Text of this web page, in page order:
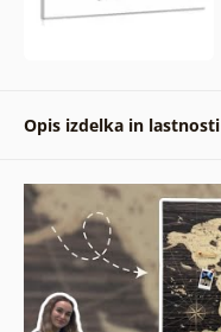
Opis izdelka in lastnosti